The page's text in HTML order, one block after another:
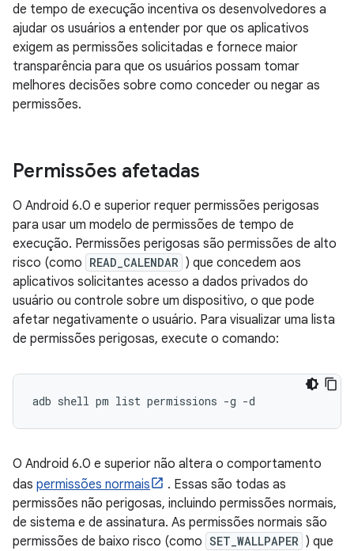
de tempo de execução incentiva os desenvolvedores a
ajudar os usuários a entender por que os aplicativos
exigem as permissões solicitadas e fornece maior
transparência para que os usuários possam tomar
melhores decisões sobre como conceder ou negar as
permissões.
Permissões afetadas
O Android 6.0 e superior requer permissões perigosas
para usar um modelo de permissões de tempo de
execução. Permissões perigosas são permissões de alto
risco (como READ_CALENDAR ) que concedem aos
aplicativos solicitantes acesso a dados privados do
usuário ou controle sobre um dispositivo, o que pode
afetar negativamente o usuário. Para visualizar uma lista
de permissões perigosas, execute o comando:
adb shell pm list permissions -g -d
O Android 6.0 e superior não altera o comportamento
das permissões normais
. Essas são todas as
permissões não perigosas, incluindo permissões normais,
de sistema e de assinatura. As permissões normais são
permissões de baixo risco (como SET_WALLPAPER ) que